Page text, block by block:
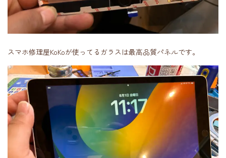
スマホ修理屋KoKoが使ってるガラスは最高品質パネルです。